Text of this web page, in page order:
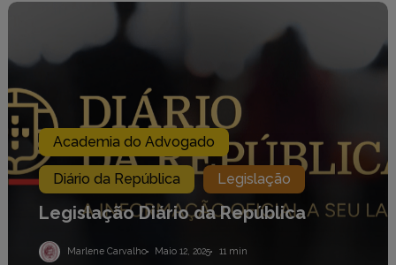
Legislação
Academia do Advogado
Diário da República Legislação
Legislação Diário da República
Marlene Carvalho Maio 12, 2025 11 min